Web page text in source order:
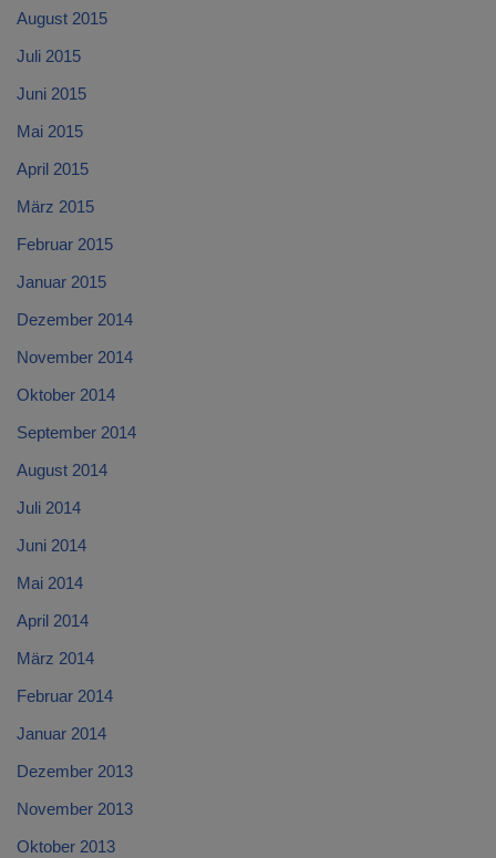
August 2015
Juli 2015
Juni 2015
Mai 2015
April 2015
März 2015
Februar 2015
Januar 2015
Dezember 2014
November 2014
Oktober 2014
September 2014
August 2014
Juli 2014
Juni 2014
Mai 2014
April 2014
März 2014
Februar 2014
Januar 2014
Dezember 2013
November 2013
Oktober 2013